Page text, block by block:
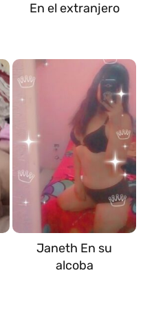
En el extranjero
Janeth En su
alcoba